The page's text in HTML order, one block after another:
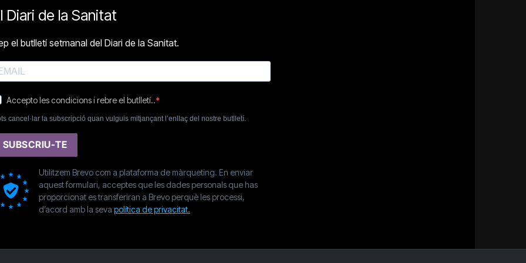
Diari de la Sanitat
el butlletí setmanal del Diari de la Sanitat.
Accepto les condicions i rebre el butlletí..
cancel·lar la subscripció quan vulguis mitjançant l’enllaç del nostre butlletí.
SUBSCRIU-TE
Utilitzem Brevo com a plataforma de màrqueting. En enviar
aquest formulari, acceptes que les dades personals que has
proporcionat es transferiran a Brevo perquè les processi,
d’acord amb la seva política de privacitat.